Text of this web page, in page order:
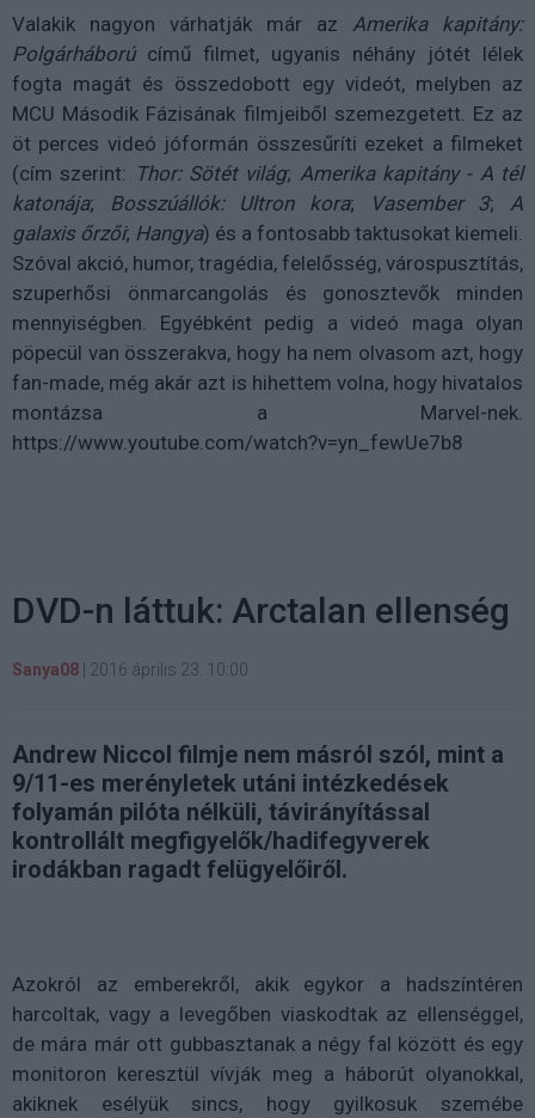
Valakik nagyon várhatják már az Amerika kapitány:
Polgárháborúcímű filmet, ugyanis néhány jótét lélek
fogta magát és összedobott egy videót, melyben az
MCU Második Fázisának filmjeiből szemezgetett. Ez az
öt perces videó jóformán összesűríti ezeket a filmeket
(cím szerint: Thor: Sötét világ; Amerika kapitány - A tél
katonája; Bosszúállók: Ultron kora; Vasember 3;A
galaxis őrzői; Hangya) és a fontosabb taktusokat kiemeli.
Szóval akció, humor, tragédia, felelősség, várospusztítás,
szuperhősi önmarcangolás és gonosztevők minden
mennyiségben. Egyébként pedig a videó maga olyan
pöpecül van összerakva, hogy ha nem olvasom azt, hogy
fan-made, még akár azt is hihettem volna, hogy hivatalos
montázsa a Marvel-nek.
https://www.youtube.com/watch?v=yn_fewUe7b8
DVD-n láttuk: Arctalan ellenség
Sanya08 2016 április 23. 10:00
Andrew Niccol filmje nem másról szól, mint a
9/11-es merényletek utáni intézkedések
folyamán pilóta nélküli, távirányítással
kontrollált megfigyelők/hadifegyverek
irodákban ragadt felügyelőiről.
Azokról az emberekről, akik egykor a hadszíntéren
harcoltak, vagy a levegőben viaskodtak az ellenséggel,
de mára már ott gubbasztanak a négy fal között és egy
monitoron keresztül vívják meg a háborút olyanokkal,
akiknek esélyük sincs, hogy gyilkosuk szemébe